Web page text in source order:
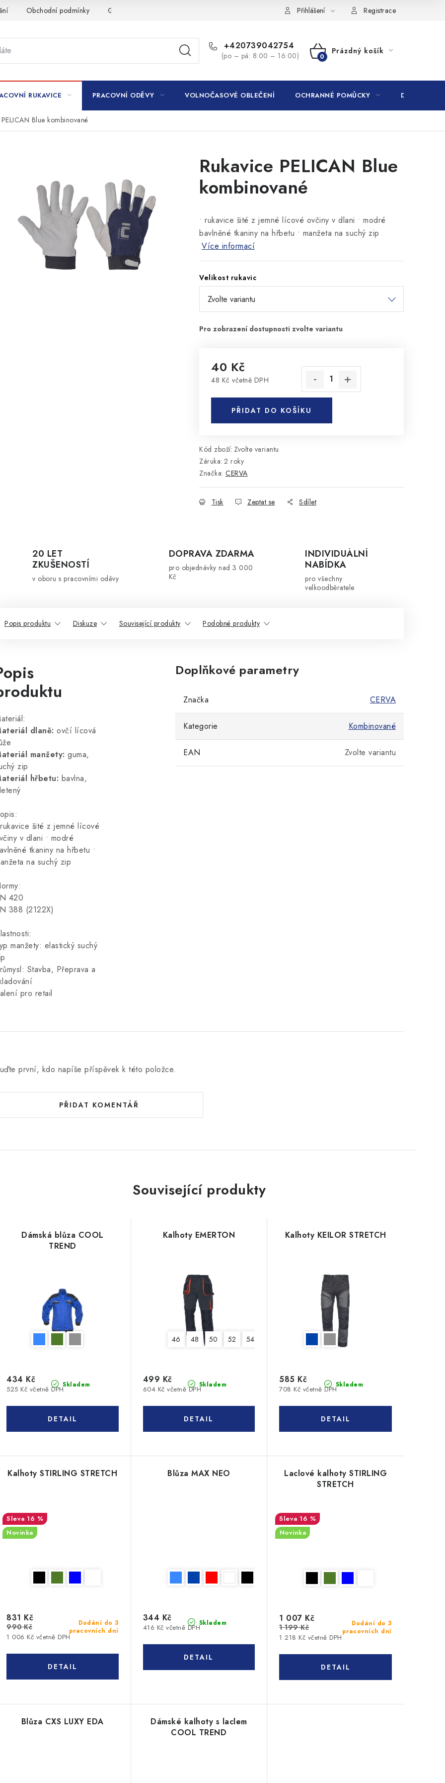
Obchodní podmínky GDPR Přihlášení Registrace
+420739042754
(po – pá: 8:00 – 16:00)
NÁKUPNÍ
Prázdný košík
RUKAVICE PRACOVNÍ ODĚVY VOLNOČASOVÉ OBLEČENÍ OCHRANNÉ POMŮCKY DROGERIE
Blue kombinované
Rukavice PELICAN Blue
kombinované
• rukavice šité z jemné lícové ovčiny v dlani • modré
bavlněné tkaniny na hřbetu • manžeta na suchý zip
Více informací
Velikost rukavic
40 Kč
48 Kč včetně DPH
PŘIDAT DO KOŠÍKU
Kód zboží: Zvolte variantu
Záruka: 2 roky
Značka: CERVA
Tisk Zeptat se Sdílet
20 LET
ZKUŠENOSTÍ
v oboru s pracovními oděvy
DOPRAVA ZDARMA
pro objednávky nad 3 000
Kč
INDIVIDUÁLNÍ
NABÍDKA
pro všechny
velkoodběratele
Popis produktu Diskuze Související produkty Podobné produkty
dlaně: ovčí lícová
manžety: guma,
zip
hřbetu: bavlna,
rukavice šité z jemné lícové
v dlani • modré
tkaniny na hřbetu •
na suchý zip
420
388 (2122X)
manžety: elastický suchý
Stavba, Přeprava a
pro retail
Doplňkové parametry
Značka CERVA
Kategorie Kombinované
EAN Zvolte variantu
první, kdo napíše příspěvek k této položce.
PŘIDAT KOMENTÁŘ
Související produkty
Dámská blůza COOL
TREND
Skladem
525 Kč včetně DPH
434 Kč
Kalhoty EMERTON
46 48 50 52 54 64
Skladem
604 Kč včetně DPH
499 Kč
Kalhoty KEILOR STRETCH
Skladem
708 Kč včetně DPH
585 Kč
Kalhoty STIRLING STRETCH
16 %
Novinka
Dodání do 3
pracovních dní
1 006 Kč včetně DPH
831 Kč
990 Kč
Blůza MAX NEO
Skladem
416 Kč včetně DPH
344 Kč
Laclové kalhoty STIRLING
STRETCH
16 %
Novinka
Dodání do 3
pracovních dní
1 218 Kč včetně DPH
1 007 Kč
1 199 Kč
Blůza CXS LUXY EDA
Dámské kalhoty s laclem
COOL TREND